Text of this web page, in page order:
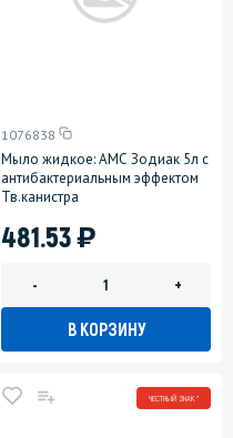
1076838
Мыло жидкое: АМС Зодиак 5л с
антибактериальным эффектом
Тв.канистра
481.53)
- +
В КОРЗИНУ
ЧЕСТНЫЙ ЗНАК *